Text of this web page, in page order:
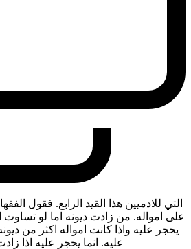
التي للادميين هذا القيد الرابع. فقول
على امواله. من زادت ديونه اما لو تساوت
يحجر عليه واذا كانت امواله اكثر من
عليه. انما يحجر عليه اذا